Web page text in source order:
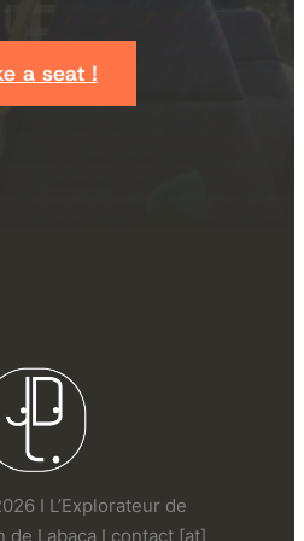
a seat !
I L’Explorateur de
de Labaca I contact [at]